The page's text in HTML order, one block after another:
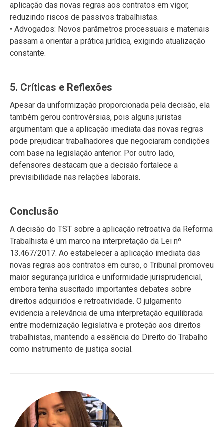
aplicação das novas regras aos contratos em vigor,
reduzindo riscos de passivos trabalhistas.
• Advogados: Novos parâmetros processuais e materiais
passam a orientar a prática jurídica, exigindo atualização
constante.
5. Críticas e Reflexões
Apesar da uniformização proporcionada pela decisão, ela
também gerou controvérsias, pois alguns juristas
argumentam que a aplicação imediata das novas regras
pode prejudicar trabalhadores que negociaram condições
com base na legislação anterior. Por outro lado,
defensores destacam que a decisão fortalece a
previsibilidade nas relações laborais.
Conclusão
A decisão do TST sobre a aplicação retroativa da Reforma
Trabalhista é um marco na interpretação da Lei nº
13.467/2017. Ao estabelecer a aplicação imediata das
novas regras aos contratos em curso, o Tribunal promoveu
maior segurança jurídica e uniformidade jurisprudencial,
embora tenha suscitado importantes debates sobre
direitos adquiridos e retroatividade. O julgamento
evidencia a relevância de uma interpretação equilibrada
entre modernização legislativa e proteção aos direitos
trabalhistas, mantendo a essência do Direito do Trabalho
como instrumento de justiça social.